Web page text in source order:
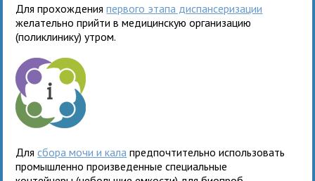
Для прохожденияпервого этапа диспансеризации
желательно прийти в медицинскую организацию
(поликлинику) утром.
Длясбора мочи и кала предпочтительно использовать
промышленно произведенные специальные